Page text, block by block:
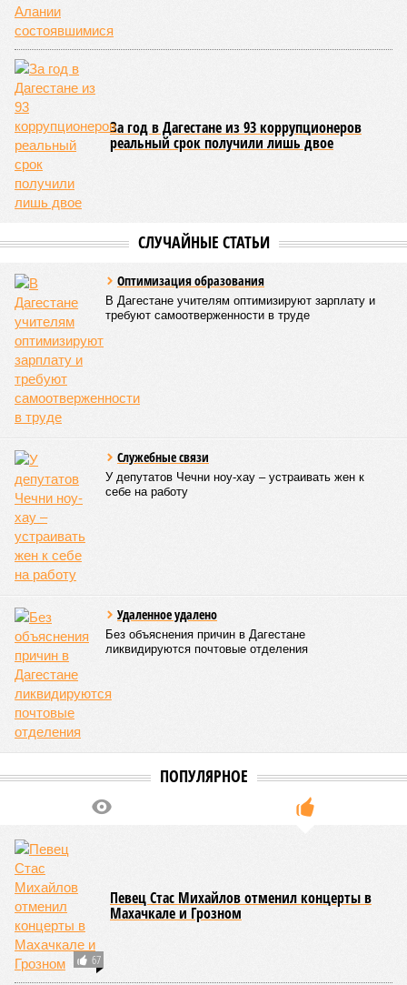
таким показателем регион входил в пятёрку субъектов РФ
с самой низкой преступностью. Нынешний же трёхкратный
всплеск подростковой криминальной активности на этом
фоне выглядит особенно тревожно.
Опубликовано:
Отредактировано:23.07.2026 14:35
Пятигорска
КОММЕНТАРИИ 0
Версия //Общество
транспортного сообщения
В Дагестане после ливней 18 сёл остаются без
Отрезанные от большой земли
В Дагестане после ливней 18 сёл остаются без транспортного сообщения
(фото: Министерство транспорта и дорожного хозяйства Республики
Министерство транспорта Республики Дагестан обнародовало
актуальную сводку о ходе ликвидации последствий мощных
ливней, обрушившихся на регион.
Согласно официальным данным на 13 июля, дорожным
службам удалось восстановить транспортное сообщение
на 17 ранее пострадавших участках автомобильных дорог,
транспортной блокаде.
Напомним, что мощнейшие дожди, прошедшие 8 июля,
результате чего на пике разгула стихии без связи с
внешним миром оказались жители 53 сёл. К 12 июля эта
цифра сократилась до 23, и сейчас в профильном
ведомстве фиксируют дальнейшее улучшение обстановки.
В Агульском районе вследствие частичного обрушения
каменно-арочного моста полностью прервано сообщение с
селом Буршаг, и возобновить движение там рассчитывают